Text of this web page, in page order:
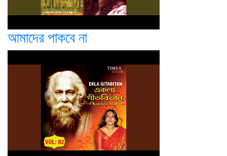
আমাদের পাকবে না